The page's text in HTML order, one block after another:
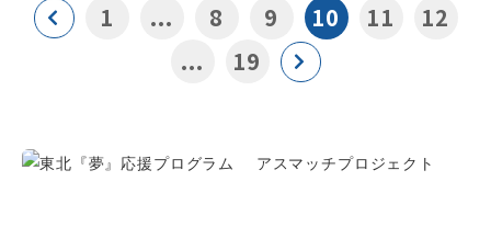
1 ... 8 9 10 11
12
...
19